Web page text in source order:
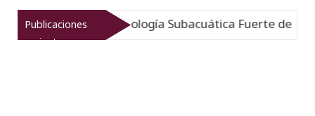
Publicaciones
recientes
Museo de Arqueología Subacuática Fuerte de San